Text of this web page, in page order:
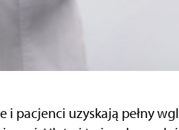
i pacjenci uzyskają pełny